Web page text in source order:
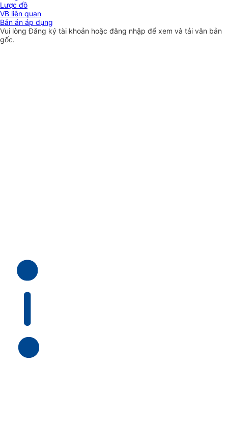
Lược đồ
VB liên quan
Bản án áp dụng
Vui lòngĐăng ký tài khoản hoặc đăng nhập để xem và tải văn bản
gốc.